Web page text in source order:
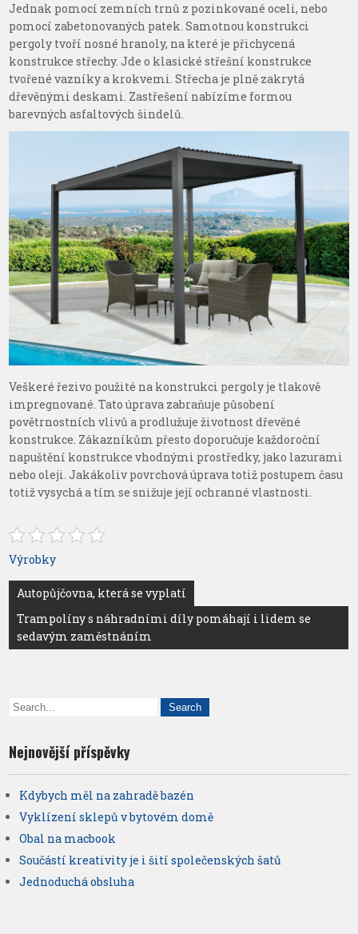
Jednak pomocí zemních trnů z pozinkované oceli, nebo
pomocí zabetonovaných patek. Samotnou konstrukci
pergoly tvoří nosné hranoly, na které je přichycená
konstrukce střechy. Jde o klasické střešní konstrukce
tvořené vazníky a krokvemi. Střecha je plně zakrytá
dřevěnými deskami. Zastřešení nabízíme formou
barevných asfaltových šindelů.
Veškeré řezivo použité na konstrukci pergoly je tlakově
impregnované. Tato úprava zabraňuje působení
povětrnostních vlivů a prodlužuje životnost dřevěné
konstrukce. Zákazníkům přesto doporučuje každoroční
napuštění konstrukce vhodnými prostředky, jako lazurami
nebo oleji. Jakákoliv povrchová úprava totiž postupem času
totiž vysychá a tím se snižuje její ochranné vlastnosti.
Výrobky
Navigace
pro
příspěvek
Autopůjčovna, která se vyplatí
Trampolíny s náhradními díly pomáhají i lidem se
sedavým zaměstnáním
Nejnovější příspěvky
Kdybych měl na zahradě bazén
Vyklízení sklepů v bytovém domě
Obal na macbook
Součástí kreativity je i šití společenských šatů
Jednoduchá obsluha